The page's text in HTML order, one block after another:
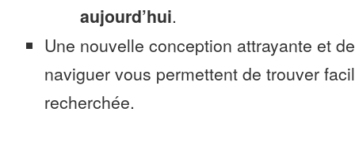
aujourd’hui.
Une nouvelle conception attrayante et
naviguer vous permettent de trouver
recherchée.